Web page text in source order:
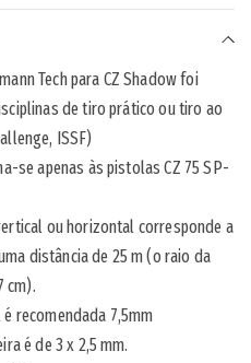
Tech para CZ Shadow foi
de tiro prático ou tiro ao
ISSF)
se apenas às pistolas CZ 75 SP-
ou horizontal corresponde a
distância de 25 m (o raio da
cm).
recomendada 7,5mm
é de 3 x 2,5 mm.